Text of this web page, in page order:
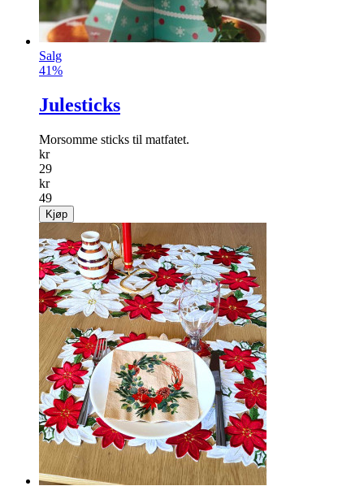
Salg
41%
Julesticks
Morsomme sticks til matfatet.
kr
29
kr
49
Kjøp